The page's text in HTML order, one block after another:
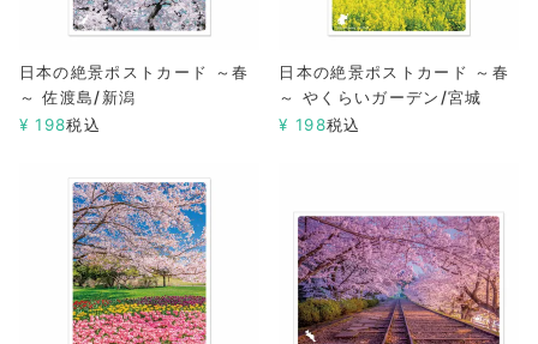
日本の絶景ポストカード ～春
～ 佐渡島/新潟
¥ 198税込
日本の絶景ポストカード ～春
～ やくらいガーデン/宮城
¥ 198税込